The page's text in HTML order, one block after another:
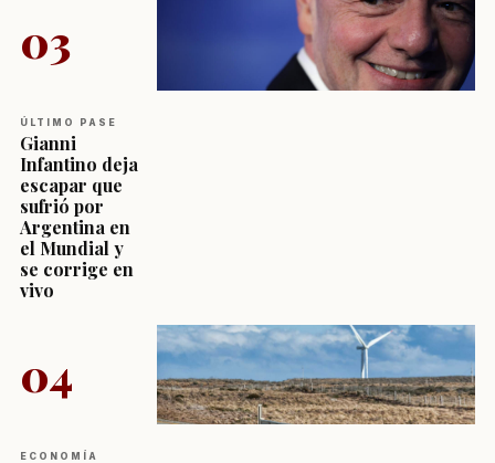
03
ÚLTIMO PASE
Gianni
Infantino deja
escapar que
sufrió por
Argentina en
el Mundial y
se corrige en
vivo
04
ECONOMÍA